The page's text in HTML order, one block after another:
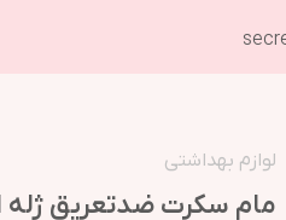
لوازم بهداشتی